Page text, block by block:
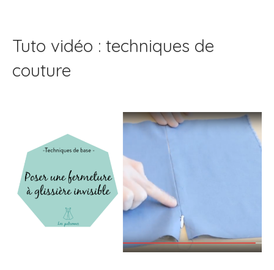
Tuto vidéo : techniques de
couture